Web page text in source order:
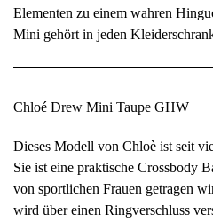
Elementen zu einem wahren
Mini gehört in jeden
Chloé Drew Mini Taupe GHW
Dieses Modell von Chloè ist seit
Sie ist eine praktische Crossbody
von sportlichen Frauen getragen
wird über einen Ringverschluss